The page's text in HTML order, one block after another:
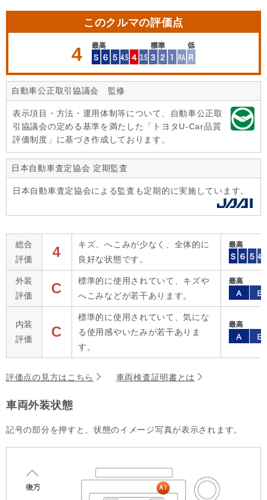
このクルマの評価点
4
自動車公正取引協議会 監修
表示項目・方法・運用体制等について、自動車公正取
引協議会の定める基準を満たした「トヨタU-Car品質
評価制度」に基づき作成しております。
日本自動車査定協会 定期監査
日本自動車査定協会による監査も定期的に実施しています。
総合
評価
4
キズ、へこみが少なく、全体的に
良好な状態です。
外装
評価
C
標準的に使用されていて、キズや
へこみなどが若干あります。
内装
評価
C
標準的に使用されていて、気にな
る使用感やいたみが若干ありま
す。
評価点の見方はこちら 車両検査証明書とは
車両外装状態
記号の部分を押すと、状態のイメージ写真が表示されます。